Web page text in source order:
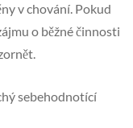
v chování. Pokud
o běžné činnosti
sebehodnotící